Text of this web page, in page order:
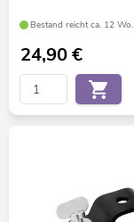
Bestand reicht ca. 12 Wo.
24,90€